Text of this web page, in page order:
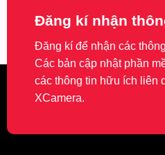
Đăng kí nhận
Đăng kí để nhận các
Các bản cập nhật phần
các thông tin hữu ích liên
XCamera.